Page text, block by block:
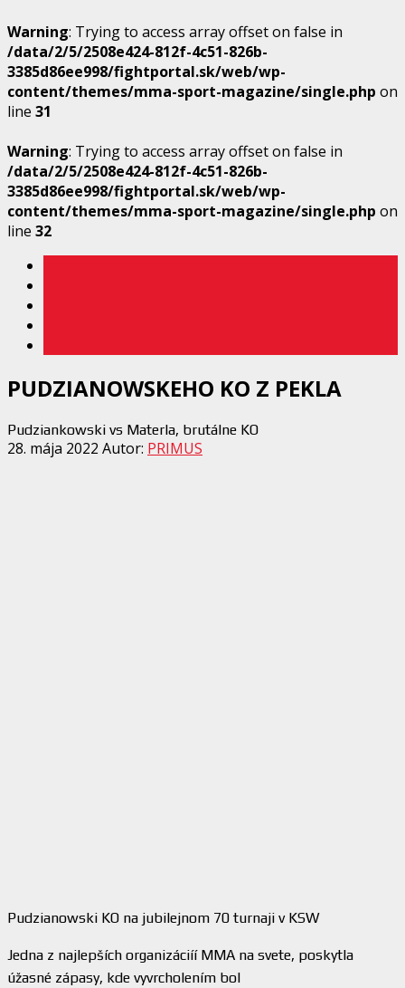
Warning: Trying to access array offset on false in
/data/2/5/2508e424-812f-4c51-826b-
3385d86ee998/fightportal.sk/web/wp-
content/themes/mma-sport-magazine/single.php on
line 31
Warning: Trying to access array offset on false in
/data/2/5/2508e424-812f-4c51-826b-
3385d86ee998/fightportal.sk/web/wp-
content/themes/mma-sport-magazine/single.php on
line 32
PUDZIANOWSKEHO KO Z PEKLA
Pudziankowski vs Materla, brutálne KO
28. mája 2022 Autor: PRIMUS
Pudzianowski KO na jubilejnom 70 turnaji v KSW
Jedna z najlepších organizáciíí MMA na svete, poskytla
úžasné zápasy, kde vyvrcholením bol